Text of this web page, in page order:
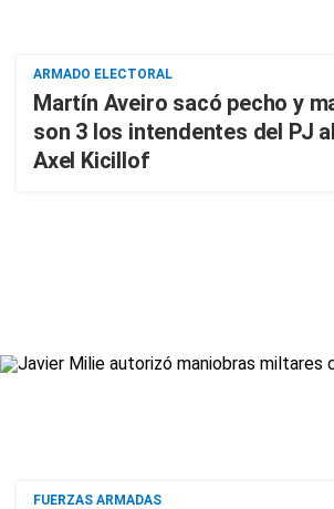
ARMADO ELECTORAL
Martín Aveiro sacó pecho y
son 3 los intendentes del PJ
Axel Kicillof
FUERZAS ARMADAS